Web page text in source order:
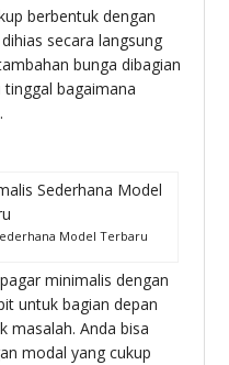
berbentuk dengan
secara langsung
bunga dibagian
bagaimana
Model Terbaru
minimalis dengan
untuk bagian depan
masalah. Anda bisa
modal yang cukup